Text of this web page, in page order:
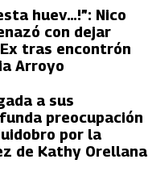
huev…!”: Nico
con dejar
tras encontrón
Arroyo
a sus
preocupación
por la
de Kathy Orellana